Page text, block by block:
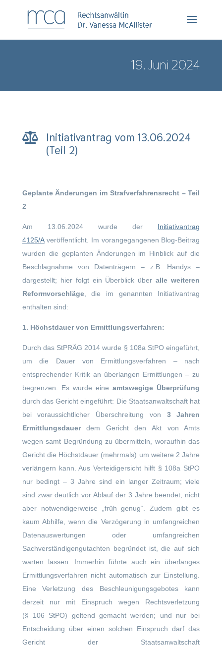
19. Juni 2024

Initiativantrag vom 13.06.2024
(Teil 2)
Geplante Änderungen im Strafverfahrensrecht – Teil
2
Am 13.06.2024 wurde der Initiativantrag
4125/Averöffentlicht. Im vorangegangenen Blog-Beitrag
wurden die geplanten Änderungen im Hinblick auf die
Beschlagnahme von Datenträgern – z.B. Handys –
dargestellt; hier folgt ein Überblick überalle weiteren
Reformvorschläge, die im genannten Initiativantrag
enthalten sind:
1. Höchstdauer von Ermittlungsverfahren:
Durch das StPRÄG 2014 wurde § 108a StPO eingeführt,
um die Dauer von Ermittlungsverfahren – nach
entsprechender Kritik an überlangen Ermittlungen – zu
begrenzen. Es wurde eineamtswegige Überprüfung
durch das Gericht eingeführt: Die Staatsanwaltschaft hat
bei voraussichtlicher Überschreitung von 3 Jahren
Ermittlungsdauerdem Gericht den Akt von Amts
wegen samt Begründung zu übermitteln, woraufhin das
Gericht die Höchstdauer (mehrmals) um weitere 2 Jahre
verlängern kann. Aus Verteidigersicht hilft § 108a StPO
nur bedingt – 3 Jahre sind ein langer Zeitraum; viele
sind zwar deutlich vor Ablauf der 3 Jahre beendet, nicht
aber notwendigerweise „früh genug“. Zudem gibt es
kaum Abhilfe, wenn die Verzögerung in umfangreichen
Datenauswertungen oder umfangreichen
Sachverständigengutachten begründet ist, die auf sich
warten lassen. Immerhin führte auch ein überlanges
Ermittlungsverfahren nicht automatisch zur Einstellung.
Eine Verletzung des Beschleunigungsgebotes kann
derzeit nur mit Einspruch wegen Rechtsverletzung
(§ 106 StPO) geltend gemacht werden; und nur bei
Entscheidung über einen solchen Einspruch darf das
Gericht der Staatsanwaltschaft